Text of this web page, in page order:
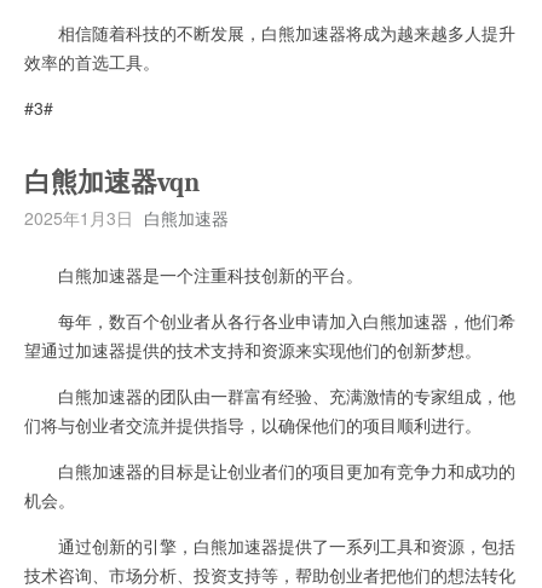
相信随着科技的不断发展，白熊加速器将成为越来越多人提升
效率的首选工具。
#3#
白熊加速器vqn
2025年1月3日 白熊加速器
白熊加速器是一个注重科技创新的平台。
每年，数百个创业者从各行各业申请加入白熊加速器，他们希
望通过加速器提供的技术支持和资源来实现他们的创新梦想。
白熊加速器的团队由一群富有经验、充满激情的专家组成，他
们将与创业者交流并提供指导，以确保他们的项目顺利进行。
白熊加速器的目标是让创业者们的项目更加有竞争力和成功的
机会。
通过创新的引擎，白熊加速器提供了一系列工具和资源，包括
技术咨询、市场分析、投资支持等，帮助创业者把他们的想法转化